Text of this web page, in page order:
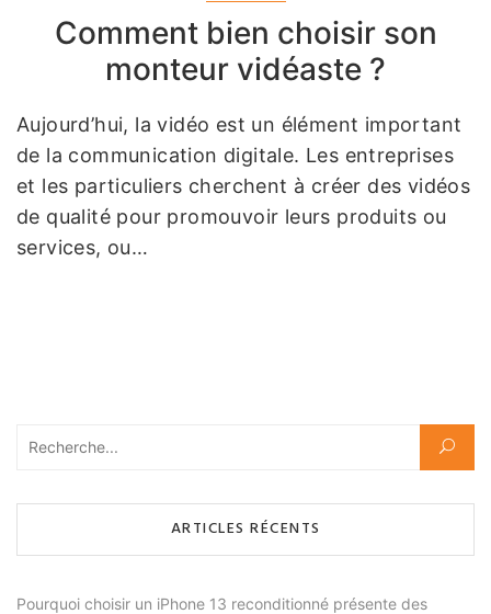
Comment bien choisir son
monteur vidéaste ?
Aujourd’hui, la vidéo est un élément important
de la communication digitale. Les entreprises
et les particuliers cherchent à créer des vidéos
de qualité pour promouvoir leurs produits ou
services, ou…
ARTICLES RÉCENTS
Pourquoi choisir un iPhone 13 reconditionné présente des